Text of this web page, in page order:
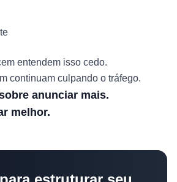
entendem isso cedo.
continuam culpando o tráfego.
anunciar mais.
melhor.